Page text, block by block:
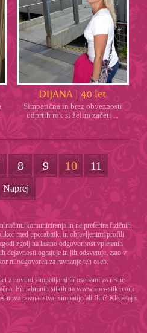
Simpatična in brez obveznosti
odprtih rok si želim začeti ...
8 9 10
11
Naprej
načinu komuniciranja in ne preferira fizičnih
med uporabniki in objavljenimi profili
zgolj na lastno odgovornost vpletenih
dejavnosti ograjuje in jih odsvetuje, zato v
ni odgovoren za ravnanje teh oseb.
z novimi simpatijami in osebami za resne
Pri izbranih stikih na www.sms-stiki.com
nova poznanstva, simpatijo ali flirt? Klepetaj s